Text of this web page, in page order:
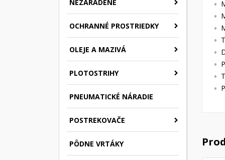
NEZARADENÉ
OCHRANNÉ PROSTRIEDKY
OLEJE A MAZIVÁ
PLOTOSTRIHY
PNEUMATICKÉ NÁRADIE
POSTREKOVAČE
PÔDNE VRTÁKY